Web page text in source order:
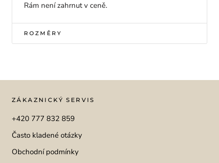
Rám není zahrnut v ceně.
ROZMĚRY
ZÁKAZNICKÝ SERVIS
+420 777 832 859
Často kladené otázky
Obchodní podmínky